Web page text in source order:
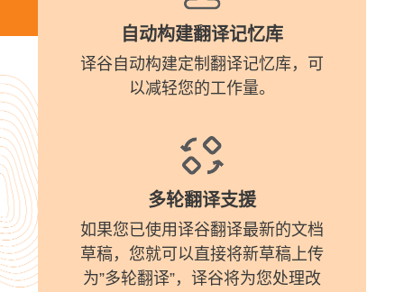
自动构建翻译记忆库
译谷自动构建定制翻译记忆库，可
以减轻您的工作量。
多轮翻译支援
如果您已使用译谷翻译最新的文档
草稿，您就可以直接将新草稿上传
为”多轮翻译”，译谷将为您处理改